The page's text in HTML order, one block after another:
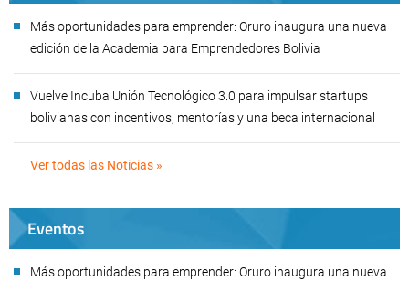
Más oportunidades para emprender: Oruro inaugura una nueva
edición de la Academia para Emprendedores Bolivia
Vuelve Incuba Unión Tecnológico 3.0 para impulsar startups
bolivianas con incentivos, mentorías y una beca internacional
Ver todas las Noticias »
Eventos
Más oportunidades para emprender: Oruro inaugura una nueva